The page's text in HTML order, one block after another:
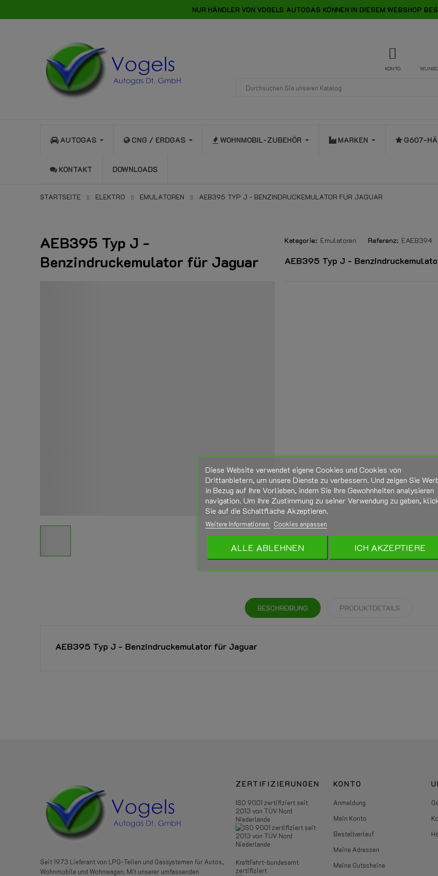
NUR HÄNDLER VON VOGELS AUTOGAS KÖNNEN IN DIESEM WEBSHOP
KONTO
AUTOGAS CNG / ERDGAS WOHNMOBIL-ZUBEHÖR MARKEN G607-
KONTAKT DOWNLOADS
STARTSEITE ELEKTRO EMULATOREN AEB395 TYP J - BENZINDRUCKEMULATOR FÜR JAGUAR
AEB395 Typ J -
Benzindruckemulator für Jaguar
Kategorie: Emulatoren Referenz: EAEB394
AEB395 Typ J -
BESCHREIBUNG PRODUKTDETAILS
AEB395 Typ J - Benzindruckemulator für Jaguar
Seit 1973 Lieferant von LPG-Teilen und Gassystemen für Autos,
Wohnmobile und Wohnwagen. Mit unserer umfassenden
ZERTIFIZIERUNGEN
ISO 9001 zertifiziert seit
2013 von TÜV Nord
Niederlande
KraftFahrt-bundesamt
zertifiziert
KONTO
Anmeldung
Mein Konto
Bestellverlauf
Meine Adressen
Meine Gutscheine
Diese Website verwendet eigene Cookies und Cookies von
Drittanbietern, um unsere Dienste zu verbessern. Und zeigen Sie
in Bezug auf Ihre Vorlieben, indem Sie Ihre Gewohnheiten analysieren
navigation. Um Ihre Zustimmung zu seiner Verwendung zu geben,
Sie auf die Schaltfläche Akzeptieren.
Weitere Informationen Cookies anpassen
ALLE ABLEHNEN ICH AKZEPTIERE